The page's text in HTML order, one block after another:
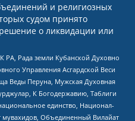
и религиозных
судом принято
о ликвидации или
РА, Рада земли Кубанской Духовно
Управления Асгардской Веси
Веды Перуна, Мужская Духовная
К Богодержавию, Таблиги
единство, Национал-
мувахидов, Объединенный Вилайат